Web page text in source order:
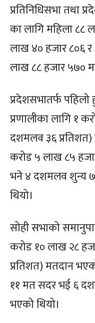
प्रतिनिधिसभा तथा
का लागि महिला ८८
लाख ४० हजार ८०६
लाख ८८ हजार ५७०
प्रदेशसभातर्फ पहिलो
प्रणालीका लागि १
दशमलव ३६
करोड ५ लाख ८५
भने ४ दशमलव शुन्य
थियो।
सोही सभाको
करोड १० लाख २८
प्रतिशत) मतदान
११ मत सदर भई ६
भएको थियो।